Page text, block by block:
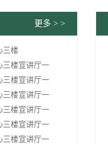
6部门 关于开展全省第十七届“我能飞”
年6月公开招聘教师的公告
山县第二次公开招聘事业编制
高层次和急需紧缺人才公告
年引进高层次人才工作公
更多 > >
三楼
三楼宣讲厅一
三楼宣讲厅一
三楼宣讲厅一
三楼宣讲厅一
三楼宣讲厅一
三楼宣讲厅一